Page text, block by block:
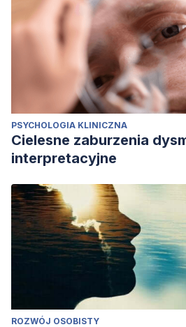
PSYCHOLOGIA KLINICZNA
Cielesne zaburzenia
interpretacyjne
ROZWÓJ OSOBISTY